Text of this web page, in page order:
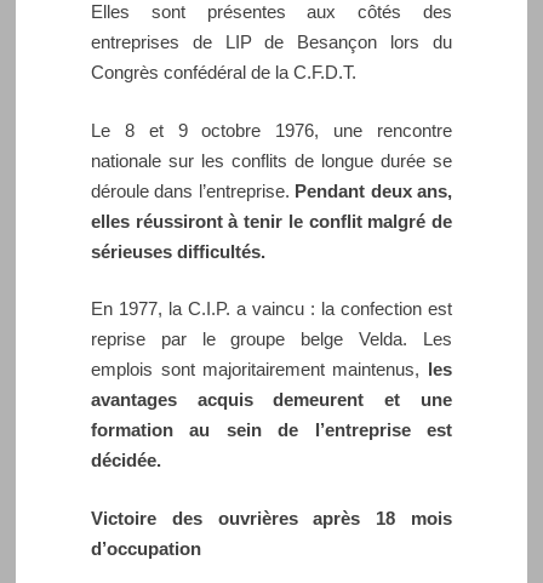
Elles sont présentes aux côtés des
entreprises de LIP de Besançon lors du
Congrès confédéral de la C.F.D.T.
Le 8 et 9 octobre 1976, une rencontre
nationale sur les conflits de longue durée se
déroule dans l’entreprise. Pendant deux ans,
elles réussiront à tenir le conflit malgré de
sérieuses difficultés.
En 1977, la C.I.P. a vaincu : la confection est
reprise par le groupe belge Velda. Les
emplois sont majoritairement maintenus, les
avantages acquis demeurent et une
formation au sein de l’entreprise est
décidée.
Victoire des ouvrières après 18 mois
d’occupation